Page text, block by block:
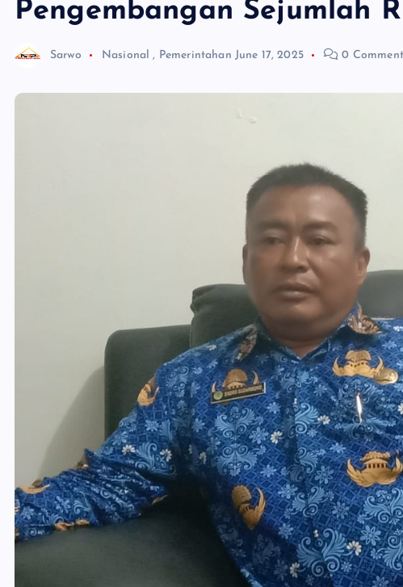
Pengembangan Sejumlah
Sarwo Nasional , Pemerintahan June 17, 2025 0